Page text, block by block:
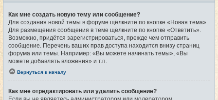
Как мне создать новую тему или сообщение?
Для создания новой темы в форуме щёлкните по кнопке «Новая тема».
Для размещения сообщения в теме щёлкните по кнопке «Ответить».
Возможно, придётся зарегистрироваться, прежде чем отправить
сообщение. Перечень ваших прав доступа находится внизу страниц
форума или темы. Например: «Вы можете начинать темы», «Вы
можете добавлять вложения» и т.п.
Вернуться к началу
Как мне отредактировать или удалить сообщение?